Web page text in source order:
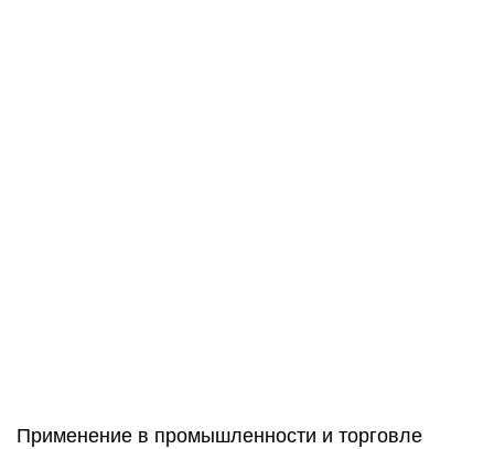
Применение в промышленности и торговле